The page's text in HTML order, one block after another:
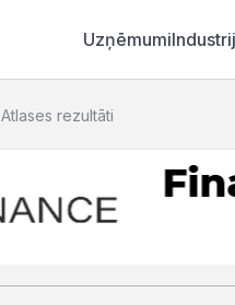
Uzņēmumi
Atlases rezultāti